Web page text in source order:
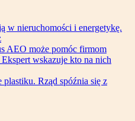
w nieruchomości i energetykę.
AEO może pomóc firmom
wskazuje kto na nich
Rząd spóźnia się z